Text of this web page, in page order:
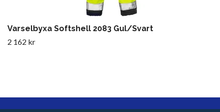
Varselbyxa Softshell 2083 Gul/Svart
2 162 kr